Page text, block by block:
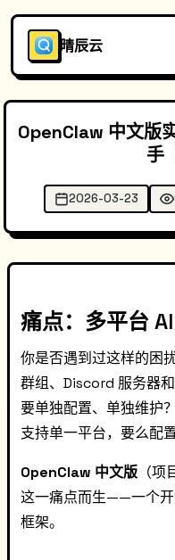
晴辰云
OpenClaw 中文版
手
2026-03-23
痛点：多平台
你是否遇到过这样的困
群组、Discord 服务器
要单独配置、单独维护
支持单一平台，要么配
OpenClaw 中文版 （
这一痛点而生——一个开
框架。